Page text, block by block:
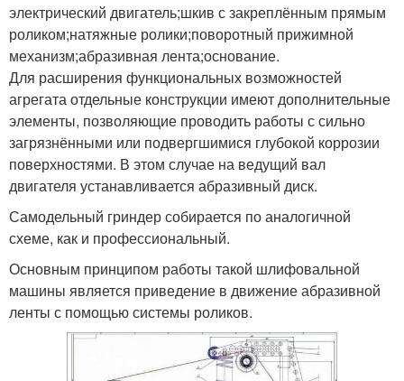
электрический двигатель;шкив с закреплённым прямым
роликом;натяжные ролики;поворотный прижимной
механизм;абразивная лента;основание.
Для расширения функциональных возможностей
агрегата отдельные конструкции имеют дополнительные
элементы, позволяющие проводить работы с сильно
загрязнёнными или подвергшимися глубокой коррозии
поверхностями. В этом случае на ведущий вал
двигателя устанавливается абразивный диск.
Самодельный гриндер собирается по аналогичной
схеме, как и профессиональный.
Основным принципом работы такой шлифовальной
машины является приведение в движение абразивной
ленты с помощью системы роликов.